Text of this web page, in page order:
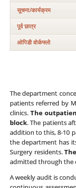
सूचना/कार्यक्रम
पूर्व छात्र
ओपिडी वोर्कफ्लो
The department
patients referred by
clinics. The
block. The patients
addition to this, 8-10
the department has
Surgery residents.
admitted through the
A weekly audit is